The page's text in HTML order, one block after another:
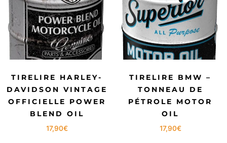
TIRELIRE HARLEY-
DAVIDSON VINTAGE
OFFICIELLE POWER
BLEND OIL
17,90€
TIRELIRE BMW –
TONNEAU DE
PÉTROLE MOTOR
OIL
17,90€